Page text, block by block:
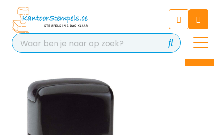
Chat 24/7 met onze chatbot
voor hulp
Contact